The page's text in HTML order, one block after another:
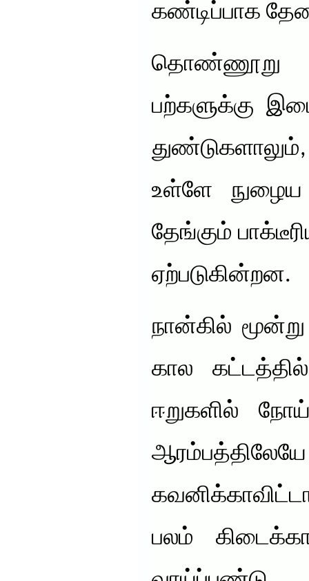
கண்டிப்பாக
பற்களுக்கு
உள்ளே நுழைய
தேங்கும்
ஏற்படுகின்றன.
நான்கில்
கால
ஈறுகளில்
பலம்